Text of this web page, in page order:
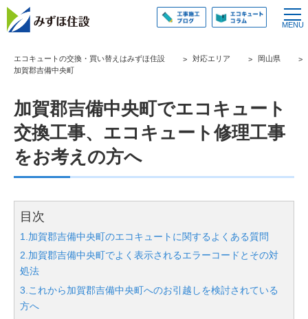
エコキュートの交換・買い替えはみずほ住設 対応エリア
岡山県
加賀郡吉備中央町
加賀郡吉備中央町でエコキュート
交換工事、エコキュート修理工事
をお考えの方へ
目次
1.加賀郡吉備中央町のエコキュートに関するよくある質問
2.加賀郡吉備中央町でよく表示されるエラーコードとその対
処法
3.これから加賀郡吉備中央町へのお引越しを検討されている
方へ